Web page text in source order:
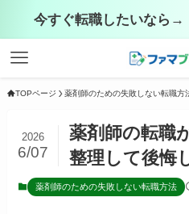
今すぐ転職したいなら→
TOPページ 薬剤師のための失敗しない転職方
薬剤師の転職
整理して後悔
2026
6/07
薬剤師のための失敗しない転職方法